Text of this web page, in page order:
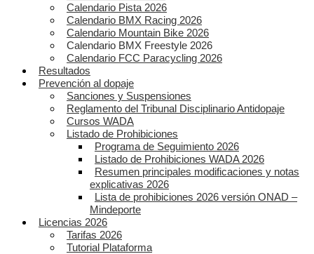
Calendario Pista 2026
Calendario BMX Racing 2026
Calendario Mountain Bike 2026
Calendario BMX Freestyle 2026
Calendario FCC Paracycling 2026
Resultados
Prevención al dopaje
Sanciones y Suspensiones
Reglamento del Tribunal Disciplinario Antidopaje
Cursos WADA
Listado de Prohibiciones
Programa de Seguimiento 2026
Listado de Prohibiciones WADA 2026
Resumen principales modificaciones y notas
explicativas 2026
Lista de prohibiciones 2026 versión ONAD –
Mindeporte
Licencias 2026
Tarifas 2026
Tutorial Plataforma